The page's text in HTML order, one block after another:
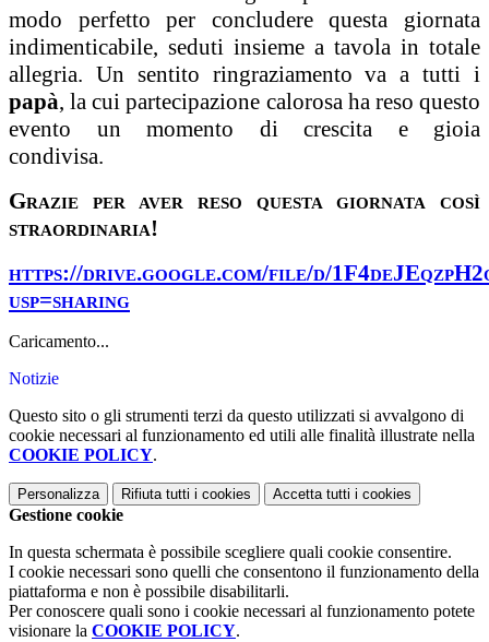
modo perfetto per concludere questa giornata
indimenticabile, seduti insieme a tavola in totale
allegria. Un sentito ringraziamento va a tutti i
papà, la cui partecipazione calorosa ha reso questo
evento un momento di crescita e gioia
condivisa.
Grazie per aver reso questa giornata così
straordinaria!
https://drive.google.com/file/d/
usp=sharing
Caricamento...
Notizie
Questo sito o gli strumenti terzi da questo utilizzati si avvalgono di
cookie necessari al funzionamento ed utili alle finalità illustrate nella
COOKIE POLICY.
Personalizza Rifiuta tutti i cookies Accetta tutti i cookies
Gestione cookie
In questa schermata è possibile scegliere quali cookie consentire.
I cookie necessari sono quelli che consentono il funzionamento della
piattaforma e non è possibile disabilitarli.
Per conoscere quali sono i cookie necessari al funzionamento potete
visionare la COOKIE POLICY.